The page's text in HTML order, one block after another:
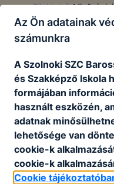
Főoldal /
Az Ön adatainak
számunkra
A Szolnoki SZC
és Szakképző Iskola
formájában
használt eszközén,
adatnak
lehetősége van
cookie-k
cookie-k
Cookie